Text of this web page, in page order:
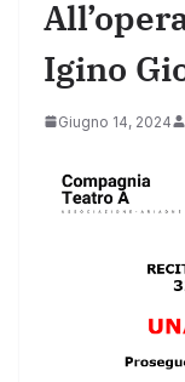
Igino
Giugno 14, 2024